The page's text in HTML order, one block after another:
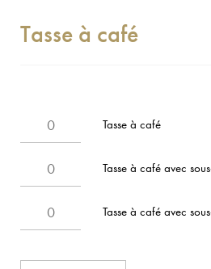
Tasse à café
Tasse à café
Tasse à café avec
Tasse à café avec